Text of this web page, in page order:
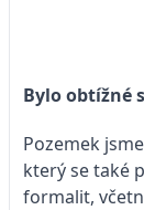
Bylo obtížné
Pozemek
který se také
formalit,